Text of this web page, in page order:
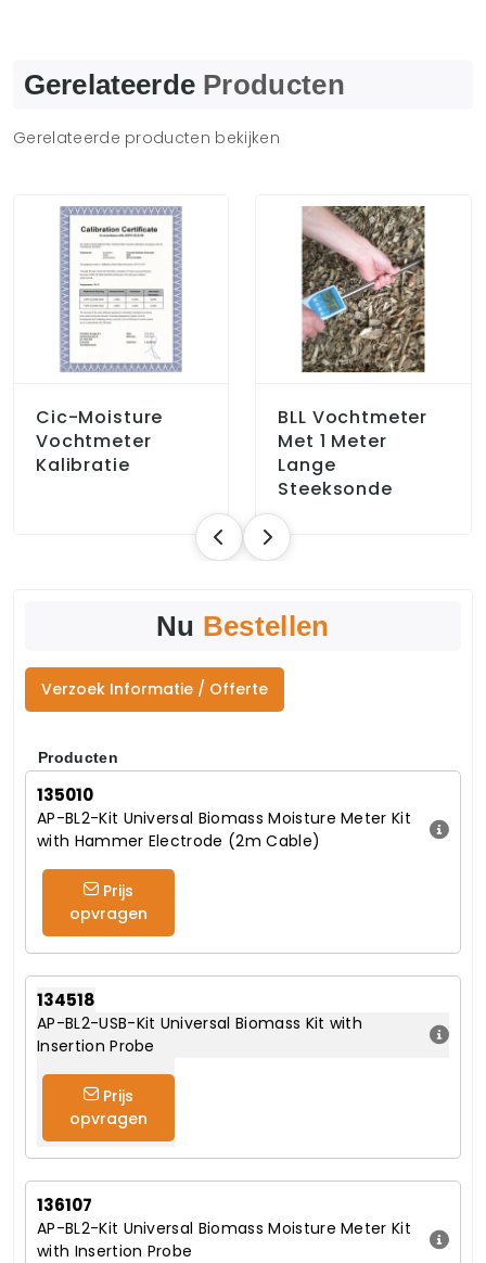
Gerelateerde Producten
Gerelateerde producten bekijken
Cic-Moisture
Vochtmeter
Kalibratie
BLL Vochtmeter
Met 1 Meter
Lange
Steeksonde
Nu Bestellen
Verzoek Informatie / Offerte
Producten
135010
AP-BL2-Kit Universal Biomass Moisture Meter Kit
with Hammer Electrode (2m Cable)
Prijs
opvragen
134518
AP-BL2-USB-Kit Universal Biomass Kit with
Insertion Probe
Prijs
opvragen
136107
AP-BL2-Kit Universal Biomass Moisture Meter Kit
with Insertion Probe